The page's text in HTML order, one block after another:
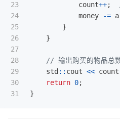
23
24
25
26
27
28
29
30
count++;
money
-=
}
}
// 输出购买的物品总
std :: cout << count
return 0;
}